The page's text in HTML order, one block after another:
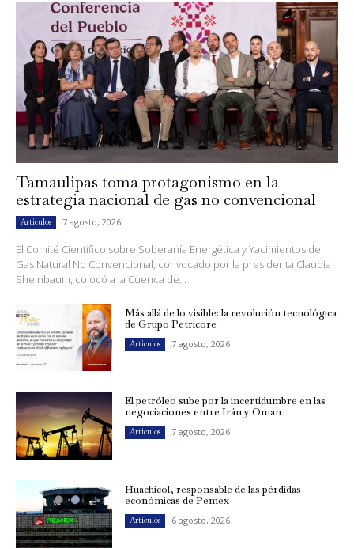
Tamaulipas toma protagonismo en la
estrategia nacional de gas no convencional
Artículos 7 agosto, 2026
El Comité Científico sobre Soberanía Energética y Yacimientos de
Gas Natural No Convencional, convocado por la presidenta Claudia
Sheinbaum, colocó a la Cuenca de...
Más allá de lo visible: la revolución tecnológica
de Grupo Petricore
Artículos 7 agosto, 2026
El petróleo sube por la incertidumbre en las
negociaciones entre Irán y Omán
Artículos 7 agosto, 2026
Huachicol, responsable de las pérdidas
económicas de Pemex
Artículos 6 agosto, 2026